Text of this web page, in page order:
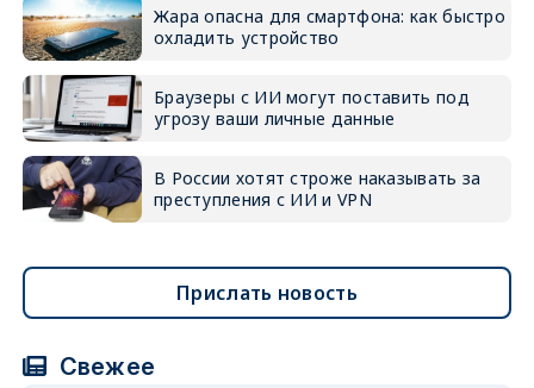
Жара опасна для смартфона: как быстро
охладить устройство
Браузеры с ИИ могут поставить под
угрозу ваши личные данные
В России хотят строже наказывать за
преступления с ИИ и VPN
Прислать новость
Свежее